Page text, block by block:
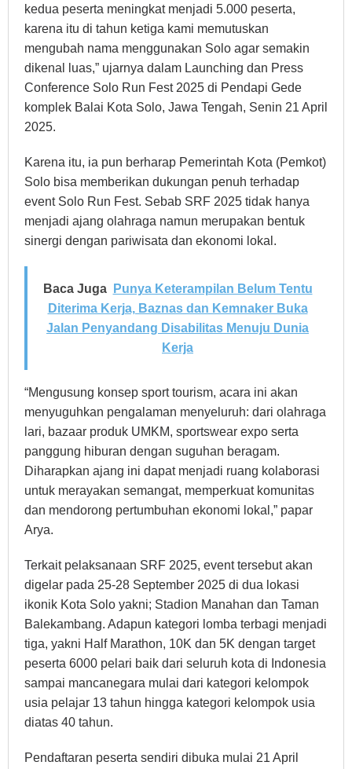
kedua peserta meningkat menjadi 5.000 peserta,
karena itu di tahun ketiga kami memutuskan
mengubah nama menggunakan Solo agar semakin
dikenal luas,” ujarnya dalam Launching dan Press
Conference Solo Run Fest 2025 di Pendapi Gede
komplek Balai Kota Solo, Jawa Tengah, Senin 21 April
2025.
Karena itu, ia pun berharap Pemerintah Kota (Pemkot)
Solo bisa memberikan dukungan penuh terhadap
event Solo Run Fest. Sebab SRF 2025 tidak hanya
menjadi ajang olahraga namun merupakan bentuk
sinergi dengan pariwisata dan ekonomi lokal.
Baca Juga
Punya Keterampilan Belum Tentu
Diterima Kerja, Baznas dan Kemnaker Buka
Jalan Penyandang Disabilitas Menuju Dunia
Kerja
“Mengusung konsep sport tourism, acara ini akan
menyuguhkan pengalaman menyeluruh: dari olahraga
lari, bazaar produk UMKM, sportswear expo serta
panggung hiburan dengan suguhan beragam.
Diharapkan ajang ini dapat menjadi ruang kolaborasi
untuk merayakan semangat, memperkuat komunitas
dan mendorong pertumbuhan ekonomi lokal,” papar
Arya.
Terkait pelaksanaan SRF 2025, event tersebut akan
digelar pada 25-28 September 2025 di dua lokasi
ikonik Kota Solo yakni; Stadion Manahan dan Taman
Balekambang. Adapun kategori lomba terbagi menjadi
tiga, yakni Half Marathon, 10K dan 5K dengan target
peserta 6000 pelari baik dari seluruh kota di Indonesia
sampai mancanegara mulai dari kategori kelompok
usia pelajar 13 tahun hingga kategori kelompok usia
diatas 40 tahun.
Pendaftaran peserta sendiri dibuka mulai 21 April